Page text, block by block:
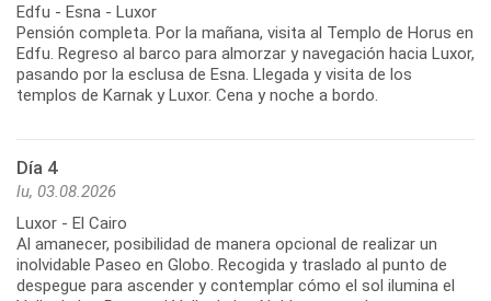
Edfu - Esna - Luxor
Pensión completa. Por la mañana, visita al Templo de Horus en
Edfu. Regreso al barco para almorzar y navegación hacia Luxor,
pasando por la esclusa de Esna. Llegada y visita de los
templos de Karnak y Luxor. Cena y noche a bordo.
Día 4
lu, 03.08.2026
Luxor - El Cairo
Al amanecer, posibilidad de manera opcional de realizar un
inolvidable Paseo en Globo. Recogida y traslado al punto de
despegue para ascender y contemplar cómo el sol ilumina el